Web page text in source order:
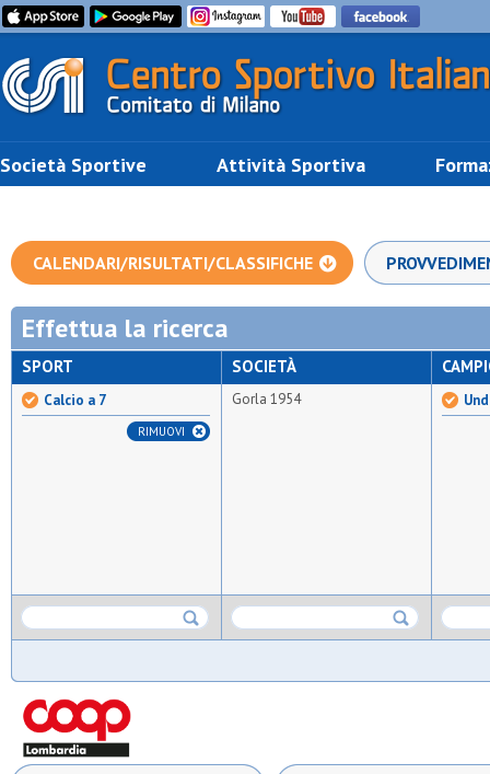
Società Sportive Attività Sportiva
CALENDARI/RISULTATI/CLASSIFICHE
Effettua la ricerca
SPORT
Calcio a 7
RIMUOVI
SOCIETÀ
Gorla 1954